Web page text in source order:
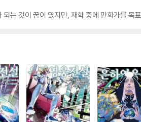
는 것이 꿈이 였지만, 재학 중에 만화가를 목